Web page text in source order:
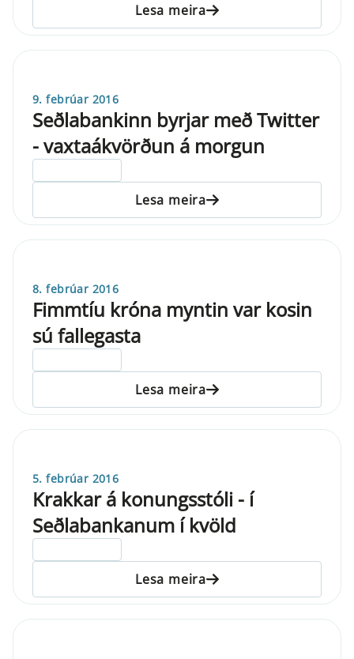
Lesa meira
9. febrúar 2016
Seðlabankinn byrjar með Twitter
- vaxtaákvörðun á morgun
Lesa meira
8. febrúar 2016
Fimmtíu króna myntin var kosin
sú fallegasta
Lesa meira
5. febrúar 2016
Krakkar á konungsstóli - í
Seðlabankanum í kvöld
Lesa meira